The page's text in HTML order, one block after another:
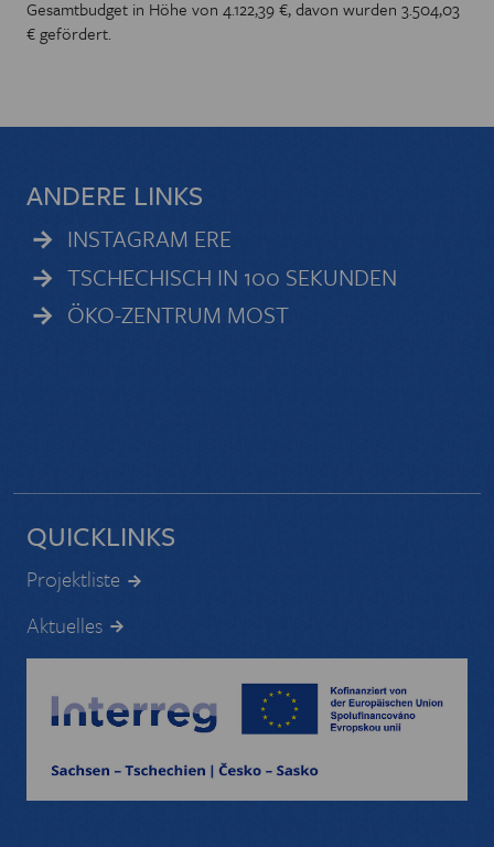
Gesamtbudget in Höhe von 4.122,39 €, davon wurden 3.504,03
€ gefördert.
ANDERE LINKS
INSTAGRAM ERE
TSCHECHISCH IN 100 SEKUNDEN
ÖKO-ZENTRUM MOST
QUICKLINKS
Projektliste
Aktuelles